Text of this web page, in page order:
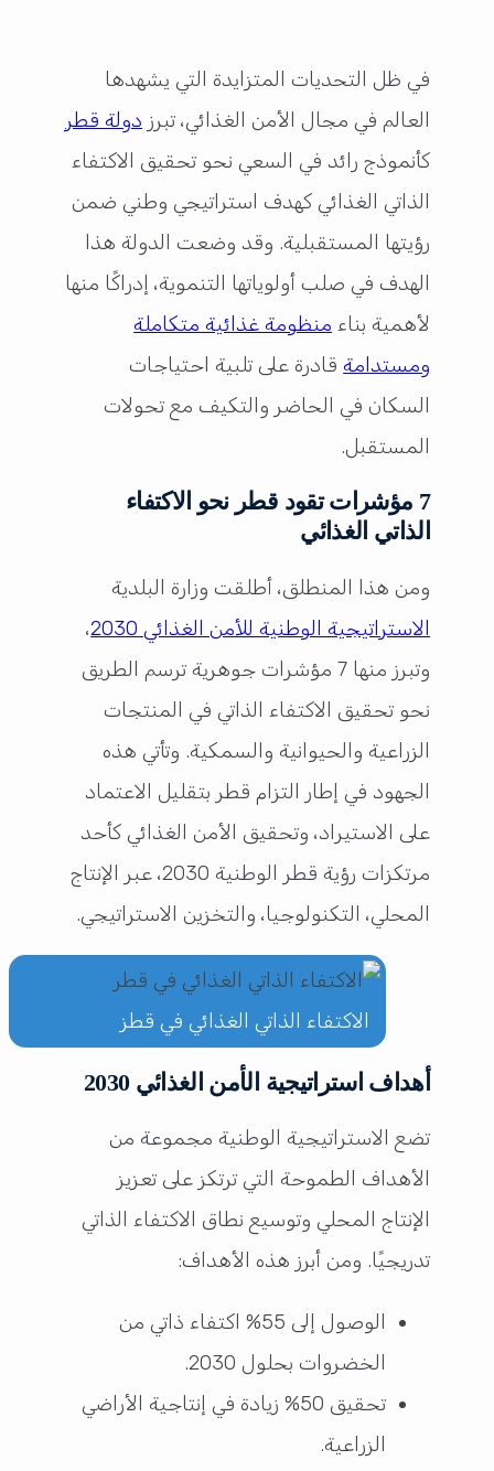
في ظل التحديات المتزايدة التي يشهدها
العالم في مجال الأمن الغذائي، تبرز دولة قطر
كأنموذج رائد في السعي نحو تحقيق الاكتفاء
الذاتي الغذائي كهدف استراتيجي وطني ضمن
رؤيتها المستقبلية. وقد وضعت الدولة هذا
الهدف في صلب أولوياتها التنموية، إدراكًا منها
لأهمية بناء منظومة غذائية متكاملة
ومستدامةقادرة على تلبية احتياجات
السكان في الحاضر والتكيف مع تحولات
المستقبل.
7 مؤشرات تقود قطر نحو الاكتفاء
الذاتي الغذائي
ومن هذا المنطلق، أطلقت وزارة البلدية
الاستراتيجية الوطنية للأمن الغذائي 2030
،
وتبرز منها 7 مؤشرات جوهرية ترسم الطريق
نحو تحقيق الاكتفاء الذاتي في المنتجات
الزراعية والحيوانية والسمكية. وتأتي هذه
الجهود في إطار التزام قطر بتقليل الاعتماد
على الاستيراد، وتحقيق الأمن الغذائي كأحد
مرتكزات رؤية قطر الوطنية 2030، عبر الإنتاج
المحلي، التكنولوجيا، والتخزين الاستراتيجي.
الاكتفاء الذاتي الغذائي في قطز
أهداف استراتيجية الأمن الغذائي 2030
تضع الاستراتيجية الوطنية مجموعة من
الأهداف الطموحة التي ترتكز على تعزيز
الإنتاج المحلي وتوسيع نطاق الاكتفاء الذاتي
تدريجيًا. ومن أبرز هذه الأهداف:
الوصول إلى 55% اكتفاء ذاتي من
الخضروات بحلول 2030.
تحقيق 50% زيادة في إنتاجية الأراضي
الزراعية.